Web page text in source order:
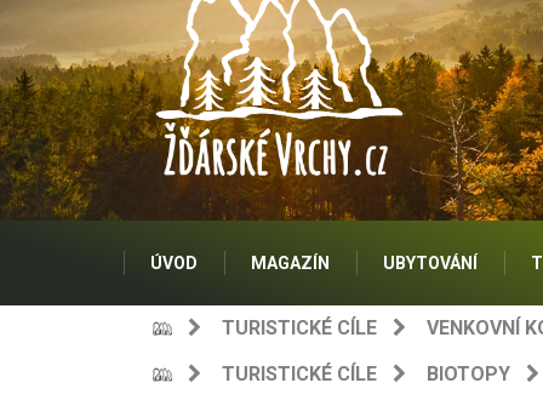
ÚVOD MAGAZÍN UBYTOVÁNÍ
TURISTICKÉ CÍLE
VENKOVNÍ
TURISTICKÉ CÍLE
BIOTOPY